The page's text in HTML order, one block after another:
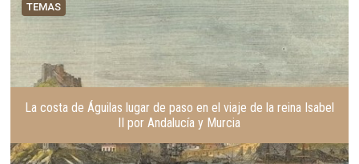
e
r
o
r
u
e
n
t
e
TEMAS
La costa de Águilas lugar de paso en el viaje de la reina Isabel
II por Andalucía y Murcia